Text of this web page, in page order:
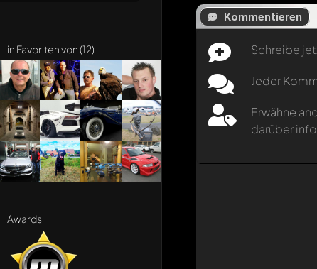
in Favoriten von (12)
Awards
Kommentieren
Schreibe
Jeder
Erwähne
darüber